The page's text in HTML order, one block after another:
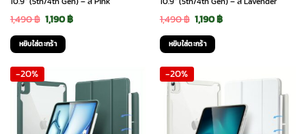
1,490฿ Original
price
was:
1,190฿Current
หยิบใส่ตะกร้า
1,490฿ Original
price
was:
1,190฿Current
หยิบใส่ตะกร้า
-20% -20%